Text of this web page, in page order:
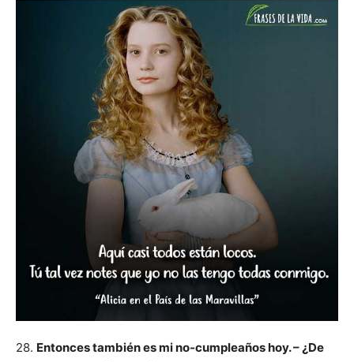
28. Entonces también es mi no-cumpleaños hoy. – ¿De